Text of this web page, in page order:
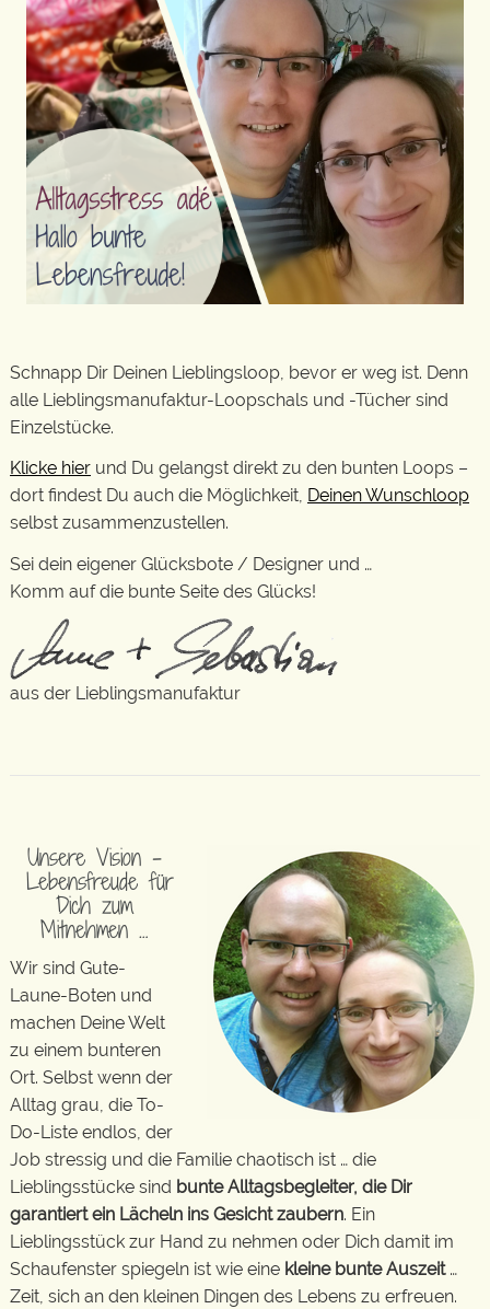
Schnapp Dir Deinen Lieblingsloop, bevor er weg ist. Denn
alle Lieblingsmanufaktur-Loopschals und -Tücher sind
Einzelstücke.
Klicke hier und Du gelangst direkt zu den bunten Loops –
dort findest Du auch die Möglichkeit, Deinen Wunschloop
selbst zusammenzustellen.
Sei dein eigener Glücksbote / Designer und …
Komm auf die bunte Seite des Glücks!
aus der Lieblingsmanufaktur
Unsere Vision –
Lebensfreude für
Dich zum
Mitnehmen …
Wir sind Gute-
Laune-Boten und
machen Deine Welt
zu einem bunteren
Ort. Selbst wenn der
Alltag grau, die To-
Do-Liste endlos, der
Job stressig und die Familie chaotisch ist … die
Lieblingsstücke sind bunte Alltagsbegleiter, die Dir
garantiert ein Lächeln ins Gesicht zaubern. Ein
Lieblingsstück zur Hand zu nehmen oder Dich damit im
Schaufenster spiegeln ist wie eine kleine bunte Auszeit…
Zeit, sich an den kleinen Dingen des Lebens zu erfreuen.